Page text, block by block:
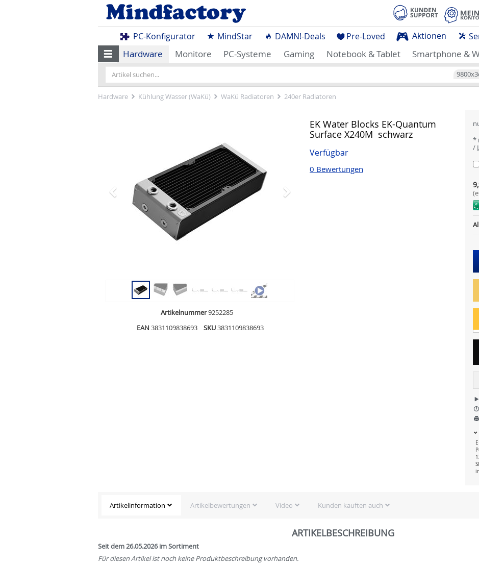
PC-Konfigurator MindStar DAMN!-Deals Pre-Loved Aktionen
Hardware Monitore PC-Systeme Gaming Notebook & Tablet Smartphone &
Hardware Kühlung Wasser (WaKü) WaKü Radiatoren 240er Radiatoren
Artikelnummer9252285
EAN 3831109838693 SKU3831109838693
EK Water Blocks EK-Quantum
Surface X240M  schwarz
Verfügbar
0 Bewertungen
*
/
Artikelinformation Artikelbewertungen Video Kunden kauften auch
ARTIKELBESCHREIBUNG
Seit dem 26.05.2026 im Sortiment
Für diesen Artikel ist noch keine Produktbeschreibung vorhanden.